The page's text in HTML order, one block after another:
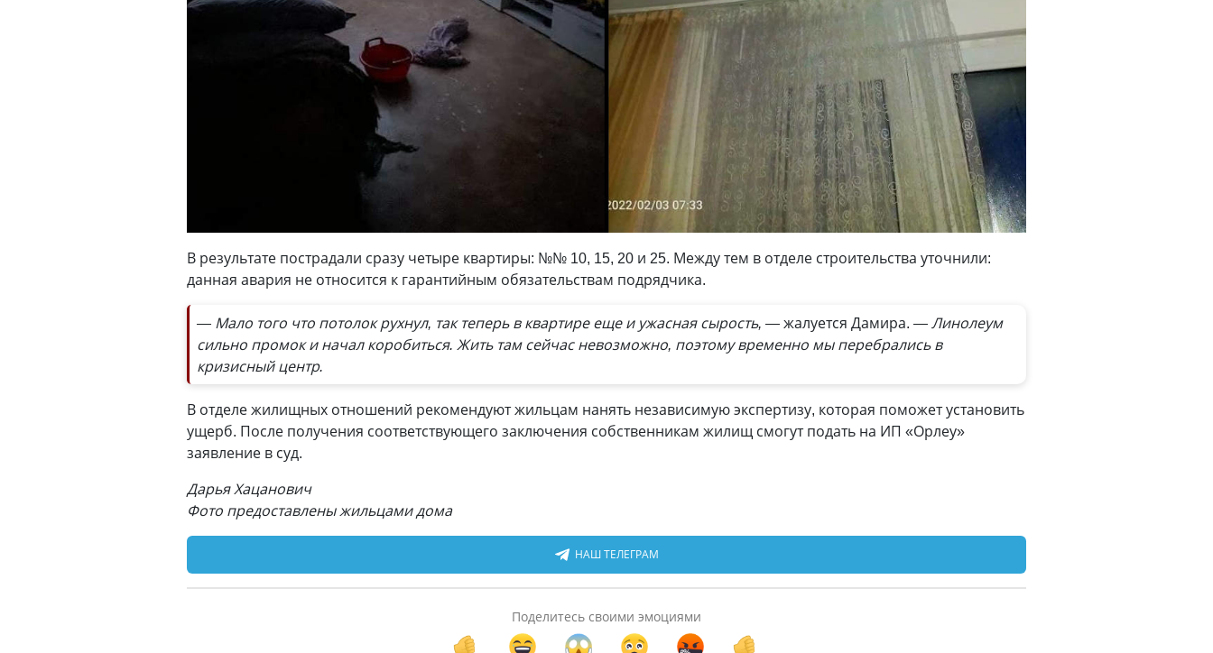
В результате пострадали сразу четыре квартиры: №№ 10, 15, 20 и 25. Между тем в отделе строительства уточнили:
данная авария не относится к гарантийным обязательствам подрядчика.
— Мало того что потолок рухнул, так теперь в квартире еще и ужасная сырость, —жалуется Дамира. — Линолеум
сильно промок и начал коробиться. Жить там сейчас невозможно, поэтому временно мы перебрались в
кризисный центр.
В отделе жилищных отношений рекомендуют жильцам нанять независимую экспертизу, которая поможет установить
ущерб. После получения соответствующего заключения собственникам жилищ смогут подать на ИП «Орлеу»
заявление в суд.
Дарья Хацанович
Фото предоставлены жильцами дома
НАШ ТЕЛЕГРАМ
Поделитесь своими эмоциями